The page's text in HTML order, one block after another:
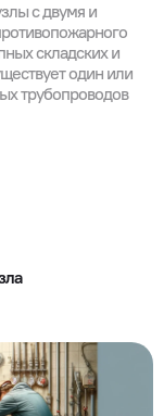
с двумя и
складских и
один или
трубопроводов